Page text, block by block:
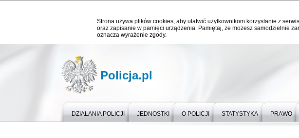
Strona używa plików cookies, aby ułatwić użytkownikom korzystanie z
oraz zapisanie w pamięci urządzenia. Pamiętaj, że możesz samodzielnie
oznacza wyrażenie zgody.
Policja.pl
DZIAŁANIA POLICJI JEDNOSTKI O POLICJI STATYSTYKA PRAWO